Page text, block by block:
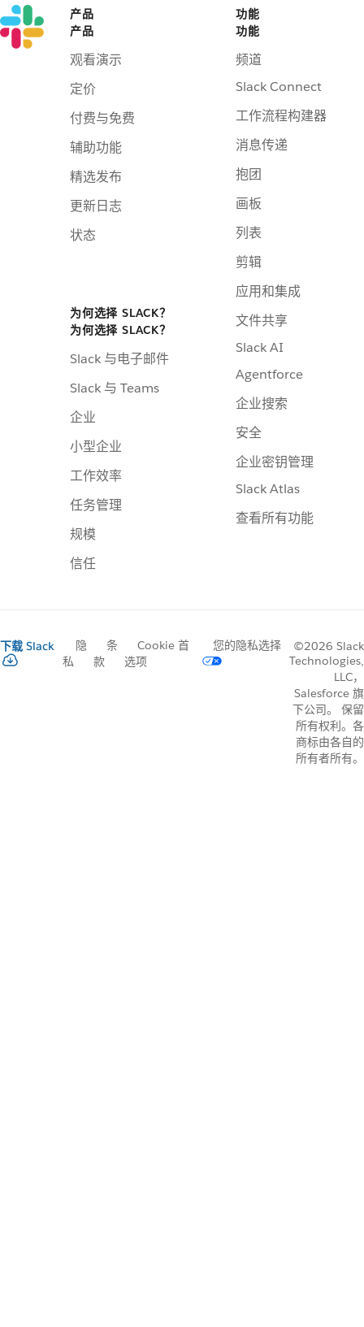
产品
产品
观看演示
定价
付费与免费
辅助功能
精选发布
更新日志
状态
为何选择 SLACK？
为何选择 SLACK？
Slack 与电子邮件
Slack 与 Teams
企业
小型企业
工作效率
任务管理
规模
信任
功能
功能
频道
Slack Connect
工作流程构建器
消息传递
抱团
画板
列表
剪辑
应用和集成
文件共享
Slack AI
Agentforce
企业搜索
安全
企业密钥管理
Slack Atlas
查看所有功能
下载 Slack
隐
私
条
款
Cookie 首
选项
您的隐私选择
©2026 Slack
Technologies,
LLC，
Salesforce 旗
下公司。 保留
所有权利。各
商标由各自的
所有者所有。